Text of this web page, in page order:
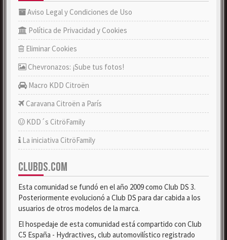
Aviso Legal y Condiciones de Uso
Política de Privacidad y Cookies
Eliminar Cookies
Chevronazos: ¡Sube tus fotos!
Macro KDD Citroën
Caravana Citroën a París
KDD´s CitröFamily
La iniciativa CitröFamily
CLUBDS.COM
Esta comunidad se fundó en el año 2009 como Club DS 3.
Posteriormente evolucionó a Club DS para dar cabida a los
usuarios de otros modelos de la marca.
El hospedaje de esta comunidad está compartido con Club
C5 España - Hydractives, club automovilístico registrado